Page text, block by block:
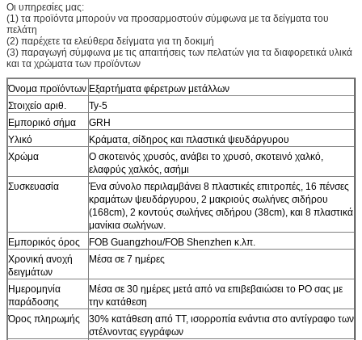
Οι υπηρεσίες μας:
(1) τα προϊόντα μπορούν να προσαρμοστούν σύμφωνα με τα δείγματα του
πελάτη
(2) παρέχετε τα ελεύθερα δείγματα για τη δοκιμή
(3) παραγωγή σύμφωνα με τις απαιτήσεις των πελατών για τα διαφορετικά υλικά
και τα χρώματα των προϊόντων
Όνομα προϊόντων Εξαρτήματα φέρετρων μετάλλων
Στοιχείο αριθ.
Ty-5
Εμπορικό σήμα
GRH
Υλικό
Κράματα, σίδηρος και πλαστικά ψευδάργυρου
Χρώμα
Ο σκοτεινός χρυσός, ανάβει το χρυσό, σκοτεινό χαλκό,
ελαφρύς χαλκός, ασήμι
Συσκευασία
Ένα σύνολο περιλαμβάνει 8 πλαστικές επιτροπές, 16 πένσες
κραμάτων ψευδάργυρου, 2 μακριούς σωλήνες σιδήρου
(168cm), 2 κοντούς σωλήνες σιδήρου (38cm), και 8 πλαστικά
μανίκια σωλήνων.
Εμπορικός όρος
FOB Guangzhou/FOB Shenzhen κ.λπ.
Χρονική ανοχή
δειγμάτων
Μέσα σε 7 ημέρες
Ημερομηνία
παράδοσης
Μέσα σε 30 ημέρες μετά από να επιβεβαιώσει το PO σας με
την κατάθεση
Όρος πληρωμής
30% κατάθεση από TT, ισορροπία ενάντια στο αντίγραφο των
στέλνοντας εγγράφων